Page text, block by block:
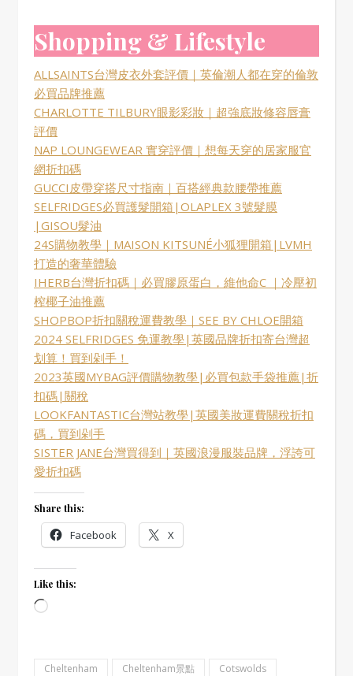
Shopping & Lifestyle
ALLSAINTS台灣皮衣外套評價｜英倫潮人都在穿的倫敦
必買品牌推薦
CHARLOTTE TILBURY眼影彩妝｜超強底妝修容唇膏
評價
NAP LOUNGEWEAR 實穿評價｜想每天穿的居家服官
網折扣碼
GUCCI皮帶穿搭尺寸指南｜百搭經典款腰帶推薦
SELFRIDGES必買護髮開箱|OLAPLEX 3號髮膜
|GISOU髮油
24S購物教學｜MAISON KITSUNÉ小狐狸開箱|LVMH
打造的奢華體驗
IHERB台灣折扣碼｜必買膠原蛋白，維他命C ｜冷壓初
榨椰子油推薦
SHOPBOP折扣關稅運費教學｜SEE BY CHLOE開箱
2024 SELFRIDGES 免運教學|英國品牌折扣寄台灣超
划算！買到剁手！
2023英國MYBAG評價購物教學|必買包款手袋推薦|折
扣碼|關稅
LOOKFANTASTIC台灣站教學|英國美妝運費關稅折扣
碼，買到剁手
SISTER JANE台灣買得到｜英國浪漫服裝品牌，浮誇可
愛折扣碼
Share this:
Facebook X
Like this:
Loading…
Cheltenham Cheltenham景點
Cotswolds